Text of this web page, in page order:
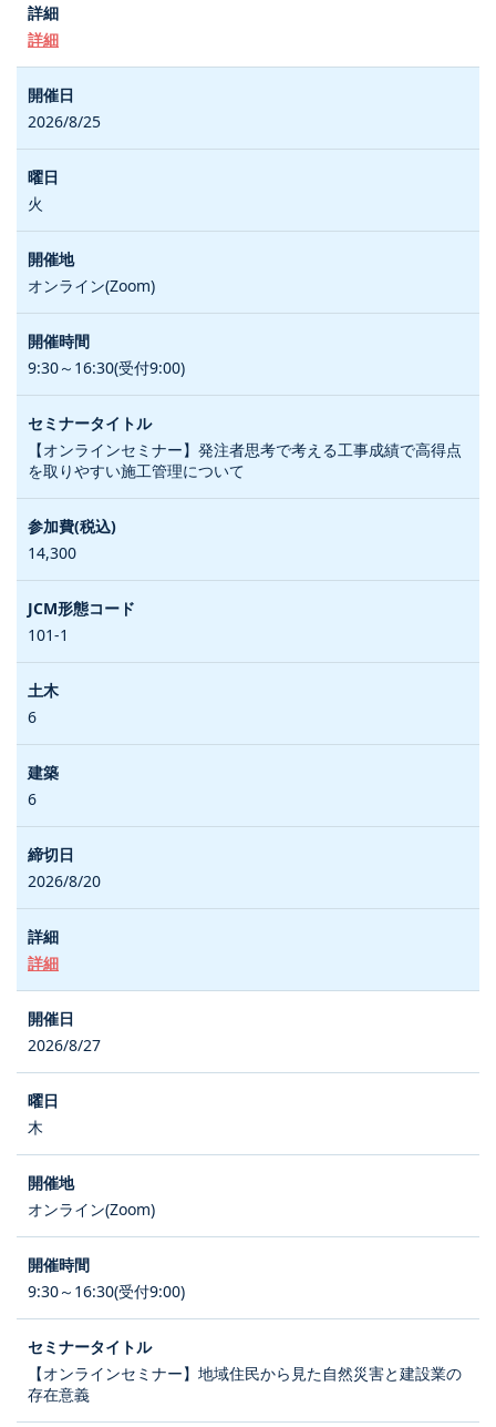
詳細
2026/8/25
火
オンライン(Zoom)
9:30～16:30(受付9:00)
【オンラインセミナー】発注者思考で考える工事成績で高得点
を取りやすい施工管理について
14,300
101-1
6
6
2026/8/20
詳細
2026/8/27
木
オンライン(Zoom)
9:30～16:30(受付9:00)
【オンラインセミナー】地域住民から見た自然災害と建設業の
存在意義